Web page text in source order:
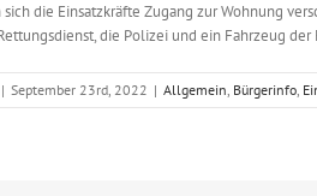
die Einsatzkräfte Zugang zur Wohnung
die Polizei und ein Fahrzeug der
| September 23rd, 2022 | Allgemein, Bürgerinfo,